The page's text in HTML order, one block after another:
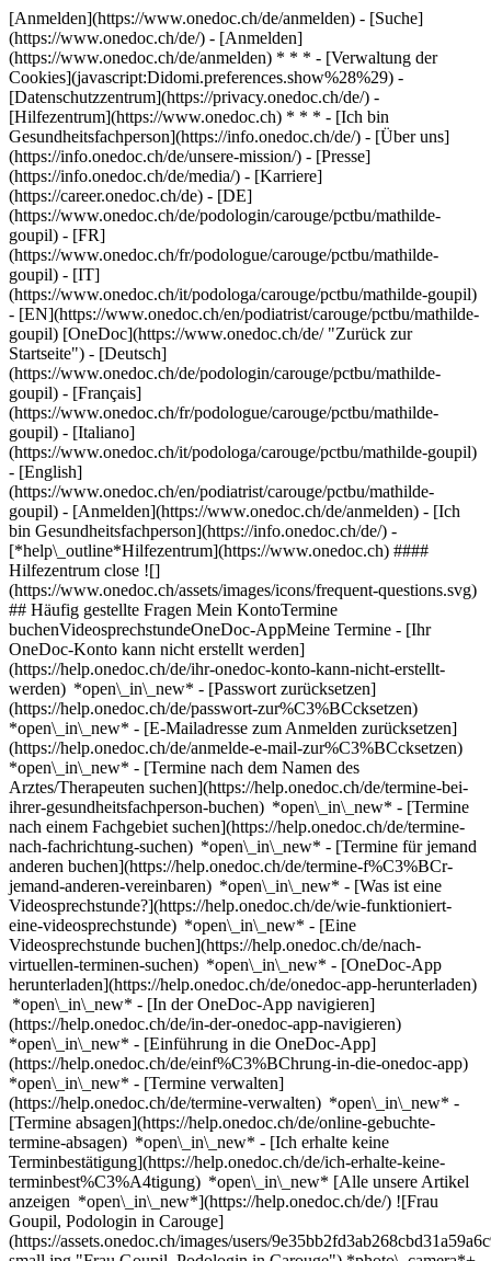
[Anmelden](https://www.onedoc.ch/de/anmelden) - [Suche]
(https://www.onedoc.ch/de/) - [Anmelden]
(https://www.onedoc.ch/de/anmelden) * * * - [Verwaltung der
Cookies](javascript:Didomi.preferences.show%28%29) -
[Datenschutzzentrum](https://privacy.onedoc.ch/de/) -
[Hilfezentrum](https://www.onedoc.ch) * * * - [Ich bin
Gesundheitsfachperson](https://info.onedoc.ch/de/) - [Über uns]
(https://info.onedoc.ch/de/unsere-mission/) - [Presse]
(https://info.onedoc.ch/de/media/) - [Karriere]
(https://career.onedoc.ch/de) - [DE]
(https://www.onedoc.ch/de/podologin/carouge/pctbu/mathilde-
goupil) - [FR]
(https://www.onedoc.ch/fr/podologue/carouge/pctbu/mathilde-
goupil) - [IT]
(https://www.onedoc.ch/it/podologa/carouge/pctbu/mathilde-goupil)
- [EN](https://www.onedoc.ch/en/podiatrist/carouge/pctbu/mathilde-
goupil) [OneDoc](https://www.onedoc.ch/de/ "Zurück zur
Startseite") - [Deutsch]
(https://www.onedoc.ch/de/podologin/carouge/pctbu/mathilde-
goupil) - [Français]
(https://www.onedoc.ch/fr/podologue/carouge/pctbu/mathilde-
goupil) - [Italiano]
(https://www.onedoc.ch/it/podologa/carouge/pctbu/mathilde-goupil)
- [English]
(https://www.onedoc.ch/en/podiatrist/carouge/pctbu/mathilde-
goupil) - [Anmelden](https://www.onedoc.ch/de/anmelden) - [Ich
bin Gesundheitsfachperson](https://info.onedoc.ch/de/) -
[*help\_outline*Hilfezentrum](https://www.onedoc.ch) ####
Hilfezentrum close ![]
(https://www.onedoc.ch/assets/images/icons/frequent-questions.svg)
## Häufig gestellte Fragen Mein KontoTermine
buchenVideosprechstundeOneDoc-AppMeine Termine - [Ihr
OneDoc-Konto kann nicht erstellt werden]
(https://help.onedoc.ch/de/ihr-onedoc-konto-kann-nicht-erstellt-
werden) *open\_in\_new* - [Passwort zurücksetzen]
(https://help.onedoc.ch/de/passwort-zur%C3%BCcksetzen)
*open\_in\_new* - [E-Mailadresse zum Anmelden zurücksetzen]
(https://help.onedoc.ch/de/anmelde-e-mail-zur%C3%BCcksetzen)
*open\_in\_new* - [Termine nach dem Namen des
Arztes/Therapeuten suchen](https://help.onedoc.ch/de/termine-bei-
ihrer-gesundheitsfachperson-buchen) *open\_in\_new* - [Termine
nach einem Fachgebiet suchen](https://help.onedoc.ch/de/termine-
nach-fachrichtung-suchen) *open\_in\_new* - [Termine für jemand
anderen buchen](https://help.onedoc.ch/de/termine-f%C3%BCr-
jemand-anderen-vereinbaren) *open\_in\_new* - [Was ist eine
Videosprechstunde?](https://help.onedoc.ch/de/wie-funktioniert-
eine-videosprechstunde) *open\_in\_new* - [Eine
Videosprechstunde buchen](https://help.onedoc.ch/de/nach-
virtuellen-terminen-suchen) *open\_in\_new* - [OneDoc-App
herunterladen](https://help.onedoc.ch/de/onedoc-app-herunterladen)
*open\_in\_new* - [In der OneDoc-App navigieren]
(https://help.onedoc.ch/de/in-der-onedoc-app-navigieren)
*open\_in\_new* - [Einführung in die OneDoc-App]
(https://help.onedoc.ch/de/einf%C3%BChrung-in-die-onedoc-app)
*open\_in\_new* - [Termine verwalten]
(https://help.onedoc.ch/de/termine-verwalten) *open\_in\_new* -
[Termine absagen](https://help.onedoc.ch/de/online-gebuchte-
termine-absagen) *open\_in\_new* - [Ich erhalte keine
Terminbestätigung](https://help.onedoc.ch/de/ich-erhalte-keine-
terminbest%C3%A4tigung) *open\_in\_new* [Alle unsere Artikel
anzeigen *open\_in\_new*](https://help.onedoc.ch/de/) ![Frau
Goupil, Podologin in Carouge]
(https://assets.onedoc.ch/images/users/